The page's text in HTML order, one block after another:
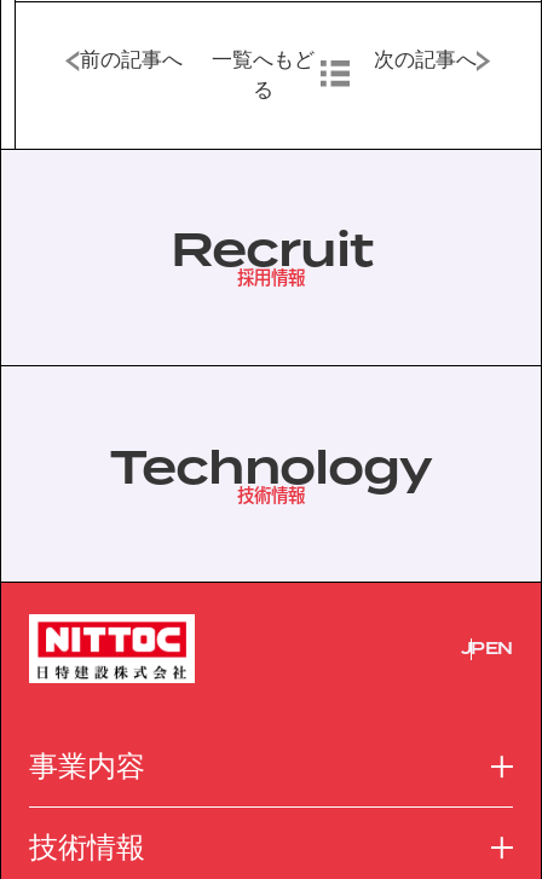
前の記事へ
一覧へもど
る
次の記事へ
Recruit
採用情報
Technology
技術情報
JPEN
事業内容
技術情報